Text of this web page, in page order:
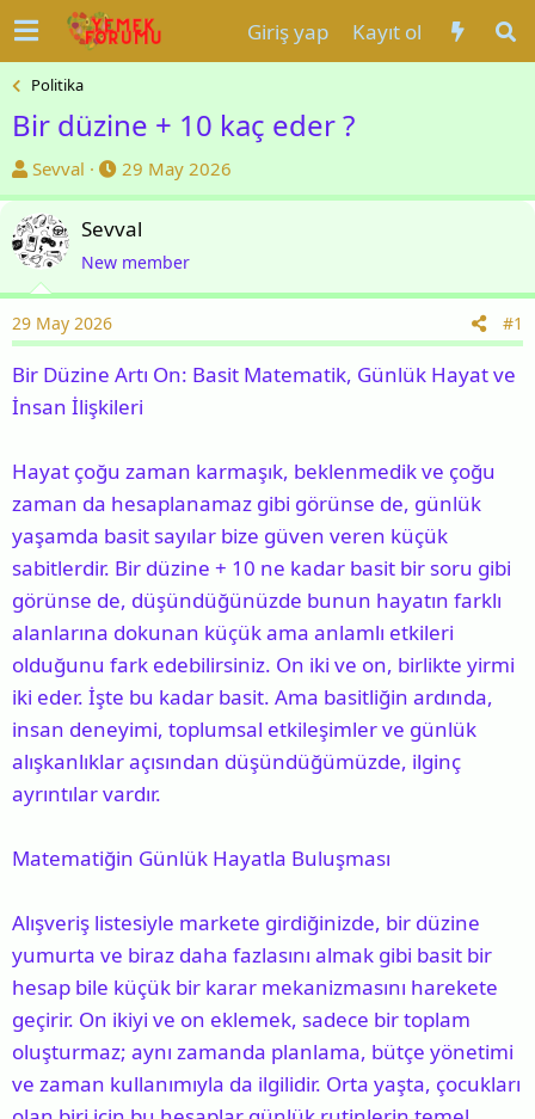
Giriş yap Kayıt ol
Politika
Bir düzine + 10 kaç eder ?
K
o
n
u
y
b
a
t
a
n
Sevval
B
a
ş
l
g
ı
r
i
h
i
29 May 2026
Sevval
New member
29 May 2026 #1
Bir Düzine Artı On: Basit Matematik, Günlük Hayat ve
İnsan İlişkileri
Hayat çoğu zaman karmaşık, beklenmedik ve çoğu
zaman da hesaplanamaz gibi görünse de, günlük
yaşamda basit sayılar bize güven veren küçük
sabitlerdir. Bir düzine + 10 ne kadar basit bir soru gibi
görünse de, düşündüğünüzde bunun hayatın farklı
alanlarına dokunan küçük ama anlamlı etkileri
olduğunu fark edebilirsiniz. On iki ve on, birlikte yirmi
iki eder. İşte bu kadar basit. Ama basitliğin ardında,
insan deneyimi, toplumsal etkileşimler ve günlük
alışkanlıklar açısından düşündüğümüzde, ilginç
ayrıntılar vardır.
Matematiğin Günlük Hayatla Buluşması
Alışveriş listesiyle markete girdiğinizde, bir düzine
yumurta ve biraz daha fazlasını almak gibi basit bir
hesap bile küçük bir karar mekanizmasını harekete
geçirir. On ikiyi ve on eklemek, sadece bir toplam
oluşturmaz; aynı zamanda planlama, bütçe yönetimi
ve zaman kullanımıyla da ilgilidir. Orta yaşta, çocukları